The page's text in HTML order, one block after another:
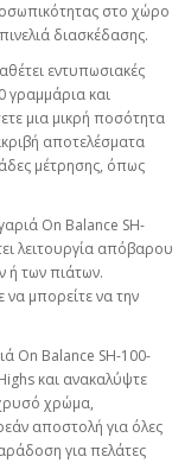
στο χώρο
διασκέδασης.
εντυπωσιακές
γραμμάρια και
μια μικρή ποσότητα
αποτελέσματα
μέτρησης, όπως
On Balance SH-
λειτουργία απόβαρου
ή των πιάτων.
να μπορείτε να την
On Balance SH-100-
και ανακαλύψτε
χρώμα,
αποστολή για όλες
για πελάτες